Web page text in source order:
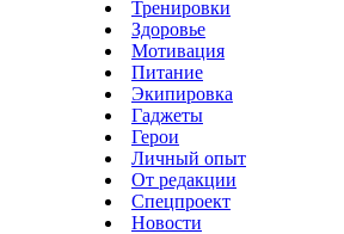
Тренировки
Здоровье
Мотивация
Питание
Экипировка
Гаджеты
Герои
Личный опыт
От редакции
Спецпроект
Новости